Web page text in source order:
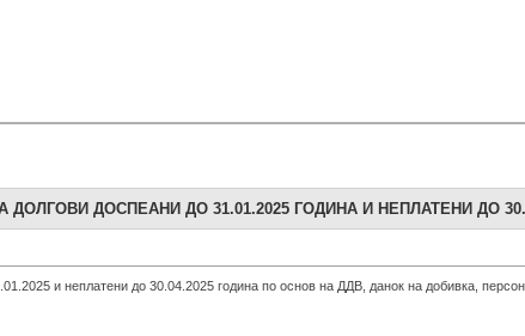
ДОЛГОВИ ДОСПЕАНИ ДО 31.01.2025 ГОДИНА И НЕПЛАТЕНИ ДО
и неплатени до 30.04.2025 година по основ на ДДВ, данок на добивка,